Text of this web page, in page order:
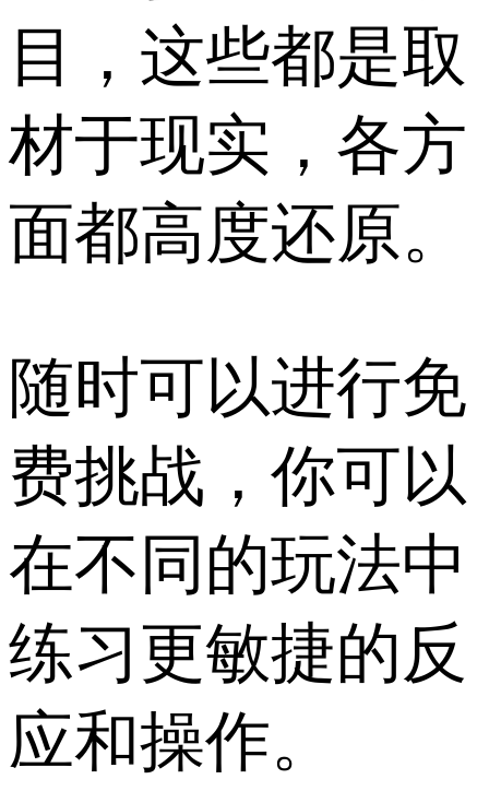
目，这些都是取
材于现实，各方
面都高度还原。
随时可以进行免
费挑战，你可以
在不同的玩法中
练习更敏捷的反
应和操作。